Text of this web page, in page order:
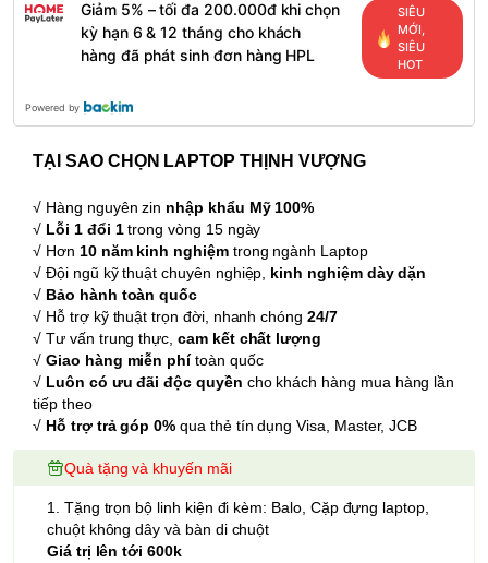
Giảm 5% – tối đa 200.000đ khi chọn
kỳ hạn 6 & 12 tháng cho khách
hàng đã phát sinh đơn hàng HPL
SIÊU
MỚI,
SIÊU
HOT
Powered by
TẠI SAO CHỌN LAPTOP THỊNH VƯỢNG
√ Hàng nguyên zin nhập khẩu Mỹ 100%
√ Lỗi 1 đổi 1trong vòng 15 ngày
√ Hơn 10 năm kinh nghiệm trong ngành Laptop
√ Đội ngũ kỹ thuật chuyên nghiệp, kinh nghiệm dày dặn
√ Bảo hành toàn quốc
√ Hỗ trợ kỹ thuật trọn đời, nhanh chóng 24/7
√ Tư vấn trung thực,cam kết chất lượng
√Giao hàng miễn phítoàn quốc
√ Luôn có ưu đãi độc quyền cho khách hàng mua hàng lần
tiếp theo
√ Hỗ trợ trả góp 0% qua thẻ tín dụng Visa, Master, JCB
Quà tặng và khuyến mãi
1. Tặng trọn bộ linh kiện đi kèm: Balo, Cặp đựng laptop,
chuột không dây và bàn di chuột
Giá trị lên tới 600k